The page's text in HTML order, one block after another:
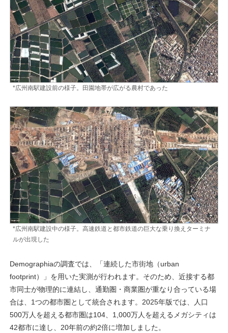
*広州南駅建設前の様子。田園地帯が広がる農村であった
*広州南駅建設中の様子。高速鉄道と都市鉄道の巨大な乗り換えターミナ
ルが出現した
Demographiaの調査では、「連続した市街地（urban
footprint）」を用いた実測が行われます。そのため、近接する都
市同士が物理的に連結し、通勤圏・商業圏が重なり合っている場
合は、1つの都市圏として統合されます。2025年版では、人口
500万人を超える都市圏は104、1,000万人を超えるメガシティは
42都市に達し、20年前の約2倍に増加しました。